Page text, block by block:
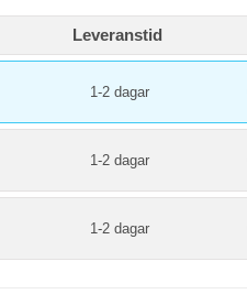
Leveranstid
1-2 dagar
1-2 dagar
1-2 dagar